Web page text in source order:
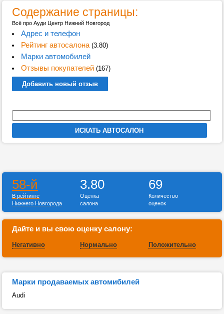
Содержание страницы:
Всё про Ауди Центр Нижний Новгород
Адрес и телефон
Рейтинг автосалона(3.80)
Марки автомобилей
Отзывы покупателей(167)
Добавить новый отзыв
58-й
В рейтинге
Нижнего Новгорода
3.80
Оценка
салона
69
Количество
оценок
Дайте и вы свою оценку салону:
Негативно Нормально Положительно
Марки продаваемых автомибилей
Audi